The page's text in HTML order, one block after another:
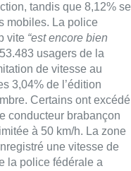
tandis que 8,12% se
mobiles. La police
vite “est encore bien
usagers de la
de vitesse au
3,04% de l’édition
Certains ont excédé
conducteur brabançon
à 50 km/h. La zone
une vitesse de
la police fédérale a